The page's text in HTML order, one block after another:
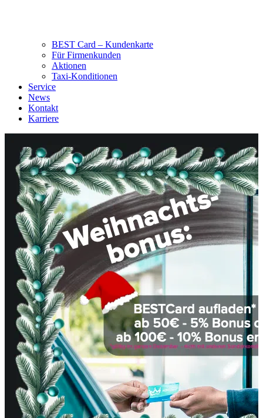
BEST Card – Kundenkarte
Für Firmenkunden
Aktionen
Taxi-Konditionen
Service
News
Kontakt
Karriere